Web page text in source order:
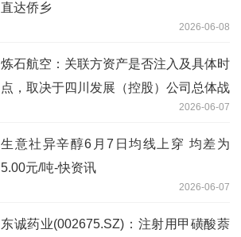
直达侨乡
2026-06-08
炼石航空：关联方资产是否注入及具体时
点，取决于四川发展（控股）公司总体战
2026-06-07
生意社异辛醇6月7日均线上穿 均差为
5.00元/吨-快资讯
2026-06-07
东诚药业(002675.SZ)：注射用甲磺酸萘